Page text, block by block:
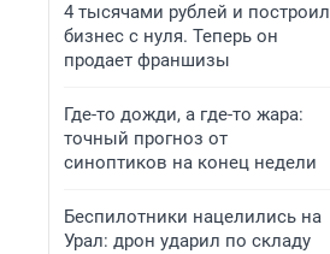
4 тысячами рублей и построил
бизнес с нуля. Теперь он
продает франшизы
Где-то дожди, а где-то жара:
точный прогноз от
синоптиков на конец недели
Беспилотники нацелились на
Урал: дрон ударил по складу